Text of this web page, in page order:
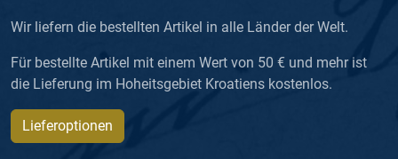
Wir liefern die bestellten Artikel in alle Länder der Welt.
Für bestellte Artikel mit einem Wert von 50 € und mehr ist
die Lieferung im Hoheitsgebiet Kroatiens kostenlos.
Lieferoptionen